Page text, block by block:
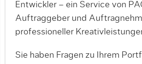
Entwickler – ein Service von
Auftraggeber und
professioneller
Sie haben Fragen zu Ihrem